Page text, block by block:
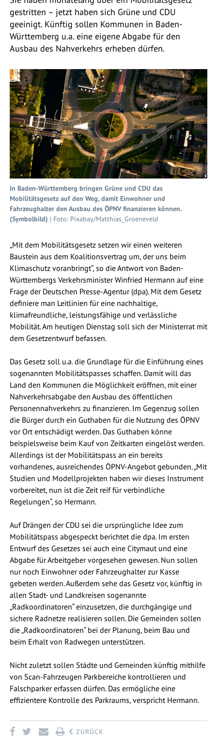
gestritten – jetzt haben sich Grüne und CDU
geeinigt. Künftig sollen Kommunen in Baden-
Württemberg u.a. eine eigene Abgabe für den
Ausbau des Nahverkehrs erheben dürfen.
In Baden-Württemberg bringen Grüne und CDU das
Mobilitätsgesetz auf den Weg, damit Einwohner und
Fahrzeughalter den Ausbau des ÖPNV finanzieren können.
(Symbolbild) | Foto: Pixabay/Matthias_Groeneveld
„Mit dem Mobilitätsgesetz setzen wir einen weiteren
Baustein aus dem Koalitionsvertrag um, der uns beim
Klimaschutz voranbringt“, so die Antwort von Baden-
Württembergs Verkehrsminister Winfried Hermann auf eine
Frage der Deutschen Presse-Agentur (dpa). Mit dem Gesetz
definiere man Leitlinien für eine nachhaltige,
klimafreundliche, leistungsfähige und verlässliche
Mobilität. Am heutigen Dienstag soll sich der Ministerrat mit
dem Gesetzentwurf befassen.
Das Gesetz soll u.a. die Grundlage für die Einführung eines
sogenannten Mobilitätspasses schaffen. Damit will das
Land den Kommunen die Möglichkeit eröffnen, mit einer
Nahverkehrsabgabe den Ausbau des öffentlichen
Personennahverkehrs zu finanzieren. Im Gegenzug sollen
die Bürger durch ein Guthaben für die Nutzung des ÖPNV
vor Ort entschädigt werden. Das Guthaben könne
beispielsweise beim Kauf von Zeitkarten eingelöst werden.
Allerdings ist der Mobilitätspass an ein bereits
vorhandenes, ausreichendes ÖPNV-Angebot gebunden. „Mit
Studien und Modellprojekten haben wir dieses Instrument
vorbereitet, nun ist die Zeit reif für verbindliche
Regelungen“, so Hermann.
Auf Drängen der CDU sei die ursprüngliche Idee zum
Mobilitätspass abgespeckt berichtet die dpa. Im ersten
Entwurf des Gesetzes sei auch eine Citymaut und eine
Abgabe für Arbeitgeber vorgesehen gewesen. Nun sollen
nur noch Einwohner oder Fahrzeughalter zur Kasse
gebeten werden. Außerdem sehe das Gesetz vor, künftig in
allen Stadt- und Landkreisen sogenannte
„Radkoordinatoren“ einzusetzen, die durchgängige und
sichere Radnetze realisieren sollen. Die Gemeinden sollen
die „Radkoordinatoren“ bei der Planung, beim Bau und
beim Erhalt von Radwegen unterstützen.
Nicht zuletzt sollen Städte und Gemeinden künftig mithilfe
von Scan-Fahrzeugen Parkbereiche kontrollieren und
Falschparker erfassen dürfen. Das ermögliche eine
effizientere Kontrolle des Parkraums, verspricht Hermann.
ZURÜCK